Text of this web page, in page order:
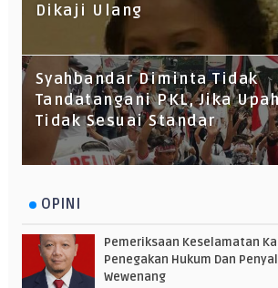
Dikaji Ulang
Syahbandar Diminta Tidak
Tandatangani PKL, Jika
Tidak Sesuai Standar
OPINI
Pemeriksaan Keselamatan
Penegakan Hukum Dan
Wewenang